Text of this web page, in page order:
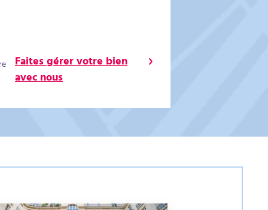
Faites gérer votre bien
avec nous